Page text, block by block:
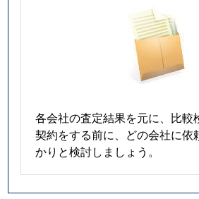
各会社の査定結果を元に、比較
契約をする前に、どの会社に依
かりと検討しましょう。